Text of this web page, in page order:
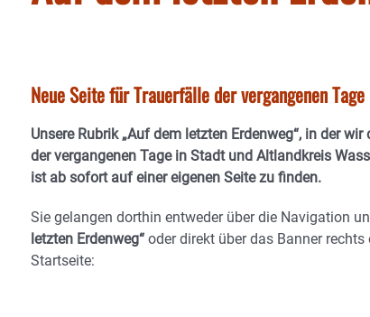
Neue Seite für Trauerfälle der vergangenen
Unsere Rubrik „Auf dem letzten Erdenweg“, in der wir
der vergangenen Tage in Stadt und Altlandkreis
ist ab sofort auf einer eigenen Seite zu finden.
Sie gelangen dorthin entweder über die Navigation
letzten Erdenweg“ oder direkt über das Banner rechts
Startseite: